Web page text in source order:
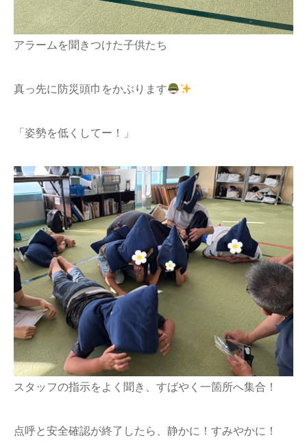
アラームを聞きつけた子供たち
真っ先に防災頭巾をかぶります
「姿勢を低くしてー！」
スタッフの指示をよく聞き、すばやく一箇所へ集合！
点呼と安全確認が終了したら、静かに！すみやかに！